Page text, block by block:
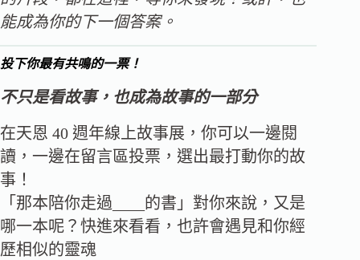
能成為你的下一個答案。
投下你最有共鳴的一票！
不只是看故事，也成為故事的一部分
在天恩 40 週年線上故事展，你可以一邊閱
讀，一邊在留言區投票，選出最打動你的故
事！
「那本陪你走過____的書」對你來說，又是
哪一本呢？快進來看看，也許會遇見和你經
歷相似的靈魂